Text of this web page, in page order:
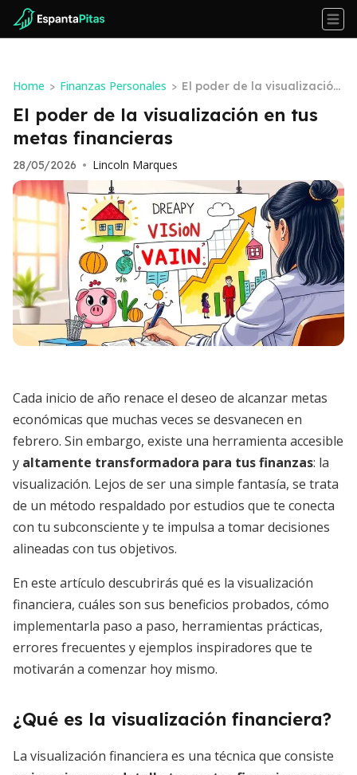
Home > Finanzas Personales > El poder de la visualización
en tus metas financieras
El poder de la visualización en tus
metas financieras
28/05/2026 • Lincoln Marques
Cada inicio de año renace el deseo de alcanzar metas
económicas que muchas veces se desvanecen en
febrero. Sin embargo, existe una herramienta accesible
y altamente transformadora para tus finanzas: la
visualización. Lejos de ser una simple fantasía, se trata
de un método respaldado por estudios que te conecta
con tu subconsciente y te impulsa a tomar decisiones
alineadas con tus objetivos.
En este artículo descubrirás qué es la visualización
financiera, cuáles son sus beneficios probados, cómo
implementarla paso a paso, herramientas prácticas,
errores frecuentes y ejemplos inspiradores que te
motivarán a comenzar hoy mismo.
¿Qué es la visualización financiera?
La visualización financiera es una técnica que consiste